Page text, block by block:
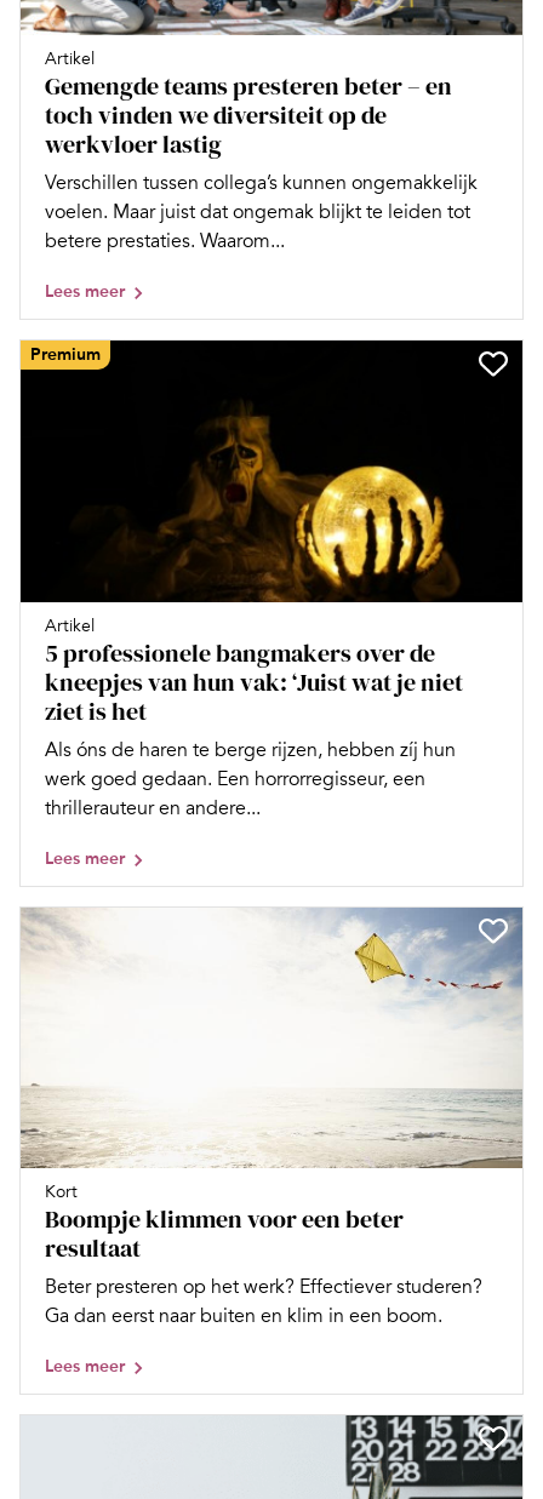
Artikel
Gemengde teams presteren beter – en
toch vinden we diversiteit op de
werkvloer lastig
Verschillen tussen collega’s kunnen ongemakkelijk
voelen. Maar juist dat ongemak blijkt te leiden tot
betere prestaties. Waarom...
Lees meer
Premium
Artikel
5 professionele bangmakers over de
kneepjes van hun vak: ‘Juist wat je niet
ziet is het
Als óns de haren te berge rijzen, hebben zíj hun
werk goed gedaan. Een horrorregisseur, een
thrillerauteur en andere...
Lees meer
Kort
Boompje klimmen voor een beter
resultaat
Beter presteren op het werk? Effectiever studeren?
Ga dan eerst naar buiten en klim in een boom.
Lees meer